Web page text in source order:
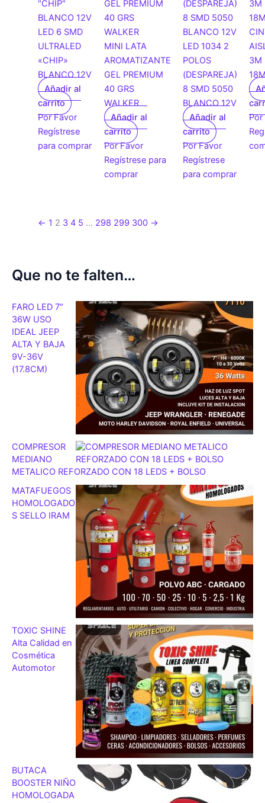
LED 6 SMD
ULTRALED
«CHIP»
BLANCO 12V
Añadir al
carrito
Por Favor
Regístrese
para comprar
MINI LATA
AROMATIZANTE
GEL PREMIUM
40 GRS
WALKER
Añadir al
carrito
Por Favor
Regístrese para
comprar
LED 1034 2
POLOS
(DESPAREJA)
8 SMD 5050
BLANCO 12V
Añadir al
carrito
Por Favor
Regístrese
para comprar
3M
Por
← 1 2 3 4 5 … 298 299 300 →
Que no te falten…
FARO LED 7"
36W USO
IDEAL JEEP
ALTA Y BAJA
9V-36V
(17.8CM)
COMPRESOR
MEDIANO
METALICO REFORZADO CON 18 LEDS + BOLSO
MATAFUEGOS
HOMOLOGADO
S SELLO IRAM
TOXIC SHINE
Alta Calidad en
Cosmética
Automotor
BUTACA
BOOSTER NIÑO
HOMOLOGADA